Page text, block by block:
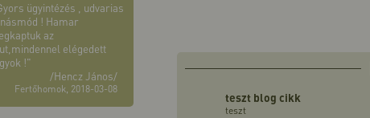
ügyintézés , udvarias
! Hamar
az
elégedett
!"
/Hencz János/
Fertőhomok, 2018-03-08
teszt blog cikk
teszt